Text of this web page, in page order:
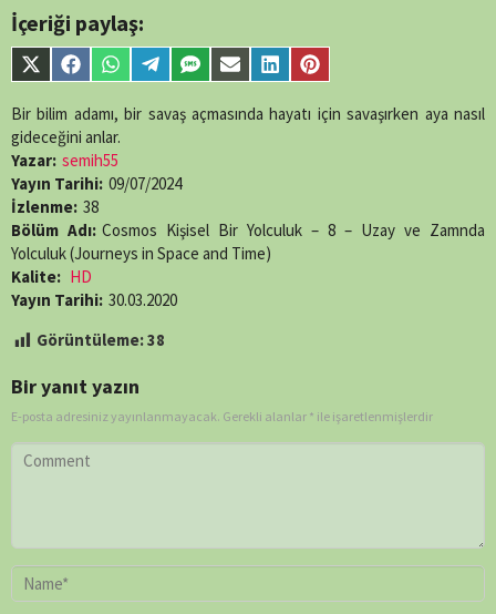
/home/belges/public_html/belgeselsemo/wp-
content/themes/muvipro/template-
parts/content-
single-
line89
İçeriği paylaş:
Share
on
X
(Twitter)
Share
on
Facebook
Share
on
WhatsApp
Share
on
Telegram
Share
on
SMS
Share
on
Email
Share
on
LinkedIn
Share
on
Pinterest
Bir bilim adamı, bir savaş açmasında hayatı için savaşırken aya nasıl
gideceğini anlar.
Yazar: semih55
Yayın Tarihi: 09/07/2024
İzlenme: 38
Bölüm Adı: Cosmos Kişisel Bir Yolculuk – 8 – Uzay ve Zamnda
Yolculuk (Journeys in Space and Time)
Kalite: HD
Yayın Tarihi: 30.03.2020
Görüntüleme:38
Bir yanıt yazın
E-posta adresiniz yayınlanmayacak. Gerekli alanlar * ile işaretlenmişlerdir